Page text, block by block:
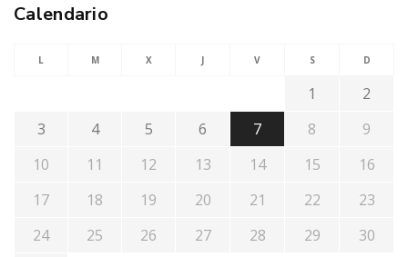
Calendario
L M X J V S D
1
2
3
4 5 6 7 8
9
10
11 12 13 14 15
16
17
18 19 20 21 22
23
24
25 26 27 28 29
30